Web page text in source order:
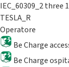
IEC_60309_2 three
TESLA_R
Operatore
Be Charge
Be Charge